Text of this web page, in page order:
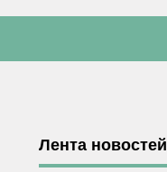
Лента новостей